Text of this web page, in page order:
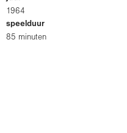
1964
speelduur
85 minuten